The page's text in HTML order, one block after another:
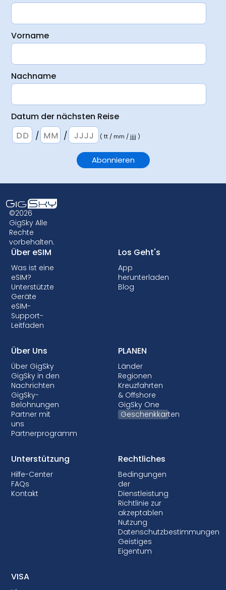
Vorname
Nachname
Datum der nächsten Reise
/
/ ( tt / mm / jjjj )
©2026
GigSky Alle
Rechte
vorbehalten.
Über eSIM
Was ist eine
eSIM?
Unterstützte
Geräte
eSIM-
Support-
Leitfaden
Los Geht's
App
herunterladen
Blog
Über Uns
Über GigSky
GigSky in den
Nachrichten
GigSky-
Belohnungen
Partner mit
uns
Partnerprogramm
PLANEN
Länder
Regionen
Kreuzfahrten
& Offshore
GigSky One
Geschenkkarten
Unterstützung
Hilfe-Center
FAQs
Kontakt
Rechtliches
Bedingungen
der
Dienstleistung
Richtlinie zur
akzeptablen
Nutzung
Datenschutzbestimmungen
Geistiges
Eigentum
VISA